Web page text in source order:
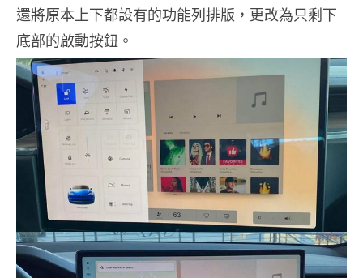
還將原本上下都設有的功能列排版，更改為只剩下
底部的啟動按鈕。